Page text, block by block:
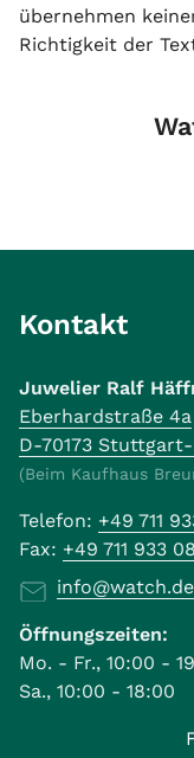
übernehmen
Richtigkeit der
Kontakt
Juwelier Ralf
Eberhardstraße 4a
D-70173
(Beim Kaufhaus
Telefon: +49 711
Fax: +49 711 933
info@watch.de
Öffnungszeiten:
Mo. - Fr., 10:00 -
Sa., 10:00 - 18:00